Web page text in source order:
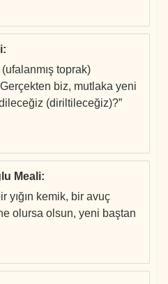
:
(ufalanmış toprak)
biz, mutlaka yeni
(diriltileceğiz)?”
Meali:
yığın kemik, bir avuç
olursa olsun, yeni baştan